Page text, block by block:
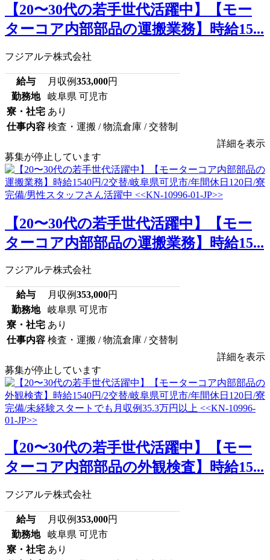
【20〜30代の若手世代活躍中】【モー
ターコア内部部品の運搬業務】時給15...
フジアルテ株式会社
給与 月収例353,000円
勤務地
岐阜県 可児市
寮・社宅 あり
仕事内容 検査・運搬 / 物流倉庫 / 交替制
詳細を表示
募集が停止しています
【20〜30代の若手世代活躍中】【モー
ターコア内部部品の運搬業務】時給15...
フジアルテ株式会社
給与 月収例353,000円
勤務地
岐阜県 可児市
寮・社宅 あり
仕事内容 検査・運搬 / 物流倉庫 / 交替制
詳細を表示
募集が停止しています
【20〜30代の若手世代活躍中】【モー
ターコア内部部品の外観検査】時給15...
フジアルテ株式会社
給与 月収例353,000円
勤務地
岐阜県 可児市
寮・社宅 あり